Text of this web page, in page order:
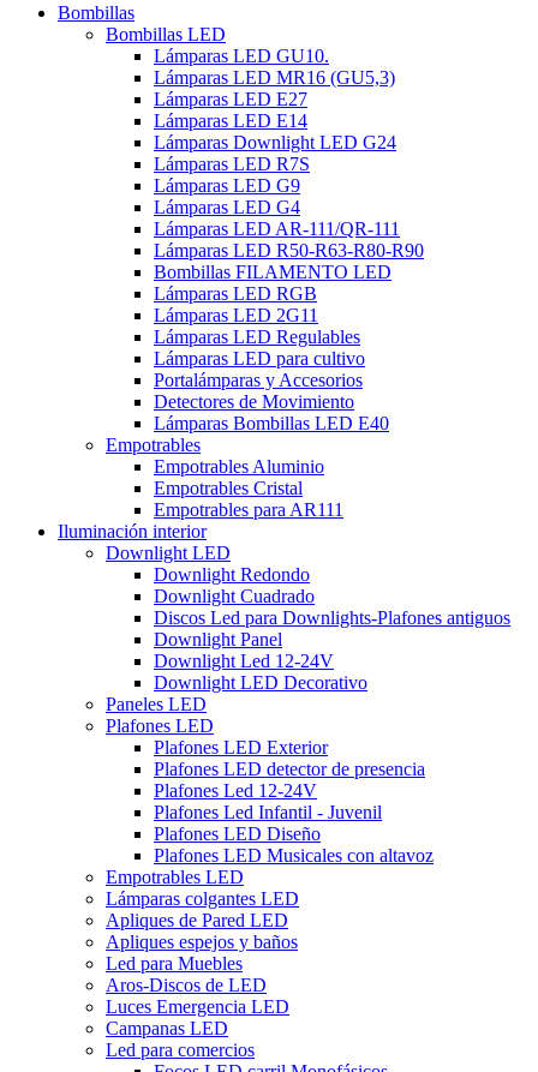
Bombillas
Bombillas LED
Lámparas LED GU10.
Lámparas LED MR16 (GU5,3)
Lámparas LED E27
Lámparas LED E14
Lámparas Downlight LED G24
Lámparas LED R7S
Lámparas LED G9
Lámparas LED G4
Lámparas LED AR-111/QR-111
Lámparas LED R50-R63-R80-R90
Bombillas FILAMENTO LED
Lámparas LED RGB
Lámparas LED 2G11
Lámparas LED Regulables
Lámparas LED para cultivo
Portalámparas y Accesorios
Detectores de Movimiento
Lámparas Bombillas LED E40
Empotrables
Empotrables Aluminio
Empotrables Cristal
Empotrables para AR111
Iluminación interior
Downlight LED
Downlight Redondo
Downlight Cuadrado
Discos Led para Downlights-Plafones antiguos
Downlight Panel
Downlight Led 12-24V
Downlight LED Decorativo
Paneles LED
Plafones LED
Plafones LED Exterior
Plafones LED detector de presencia
Plafones Led 12-24V
Plafones Led Infantil - Juvenil
Plafones LED Diseño
Plafones LED Musicales con altavoz
Empotrables LED
Lámparas colgantes LED
Apliques de Pared LED
Apliques espejos y baños
Led para Muebles
Aros-Discos de LED
Luces Emergencia LED
Campanas LED
Led para comercios